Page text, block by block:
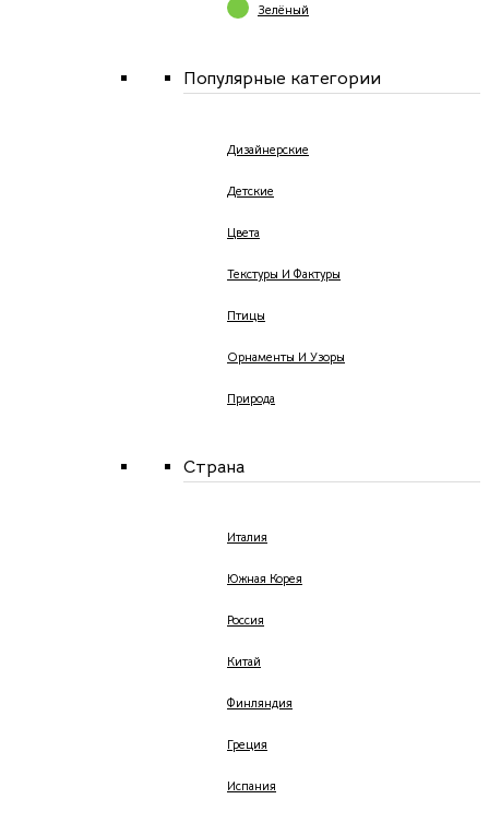
Зелёный
Популярные категории
Дизайнерские
Детские
Цвета
Текстуры И Фактуры
Птицы
Орнаменты И Узоры
Природа
Страна
Италия
Южная Корея
Россия
Китай
Финляндия
Греция
Испания